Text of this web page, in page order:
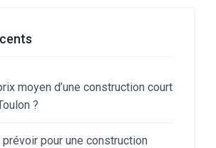
moyen d’une construction court
?
pour une construction